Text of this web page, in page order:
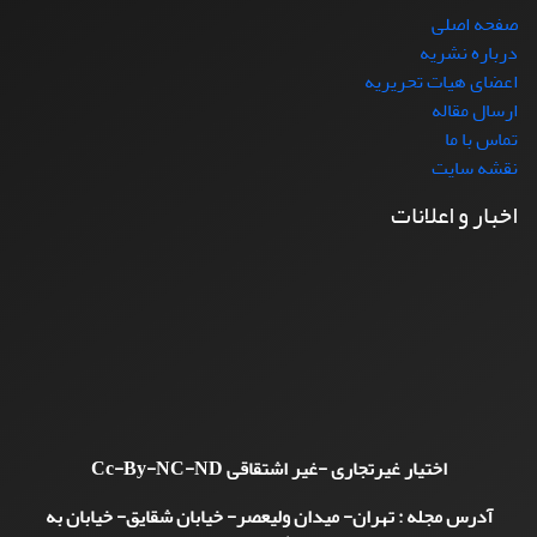
صفحه اصلی
درباره نشریه
اعضای هیات تحریریه
ارسال مقاله
تماس با ما
نقشه سایت
اخبار و اعلانات
اختیار غیرتجاری -غیر اشتقاقیCc-By-NC-ND
آدرس مجله : تهران- میدان ولیعصر- خیابان شقایق- خیابان به